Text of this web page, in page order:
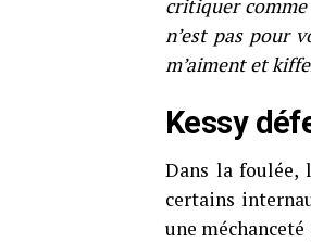
critiquer comme
n’est pas pour
m’aiment et
Kessy
Dans la foulée,
certains
une